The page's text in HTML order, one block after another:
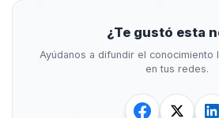
¿Te gustó esta
Ayúdanos a difundir el conocimiento
en tus redes.